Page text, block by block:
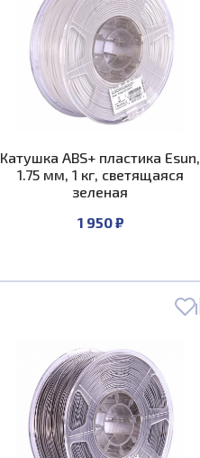
Катушка ABS+ пластика Esun,
1.75 мм, 1 кг, светящаяся
зеленая
1 950 ₽